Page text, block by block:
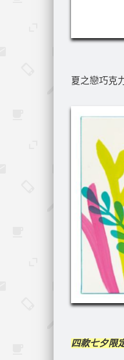
夏之戀巧克
四款七夕限